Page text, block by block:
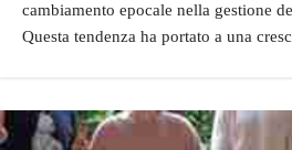
cambiamento epocale nella gestione
Questa tendenza ha portato a una